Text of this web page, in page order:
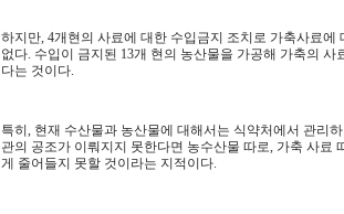
하지만, 4개현의 사료에 대한 수입금지 조치로 가축사료
없다. 수입이 금지된 13개 현의 농산물을 가공해 가축의
다는 것이다.
특히, 현재 수산물과 농산물에 대해서는 식약처에서 관리
관의 공조가 이뤄지지 못한다면 농수산물 따로, 가축 사료
게 줄어들지 못할 것이라는 지적이다.